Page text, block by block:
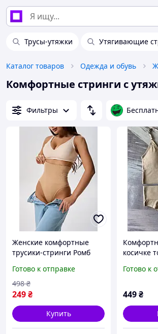
Трусы-утяжки Утягивающие
Каталог товаров Одежда и обувь
Комфортные стринги с
Фильтры
Женские комфортные
трусики-стринги Ромб
Коррекционное белье для
женщин
Готово к отправке
249₴
498 ₴
Купить
косичке
Готово к
449₴